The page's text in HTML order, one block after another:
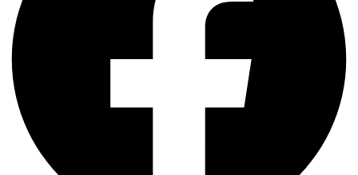
zbierka na pomoc farnosti Sečovská Polianka
Farský kostol/pre rodiny
zbierka na pomoc farnosti Sečovská Polianka
Farský kostol
11:45